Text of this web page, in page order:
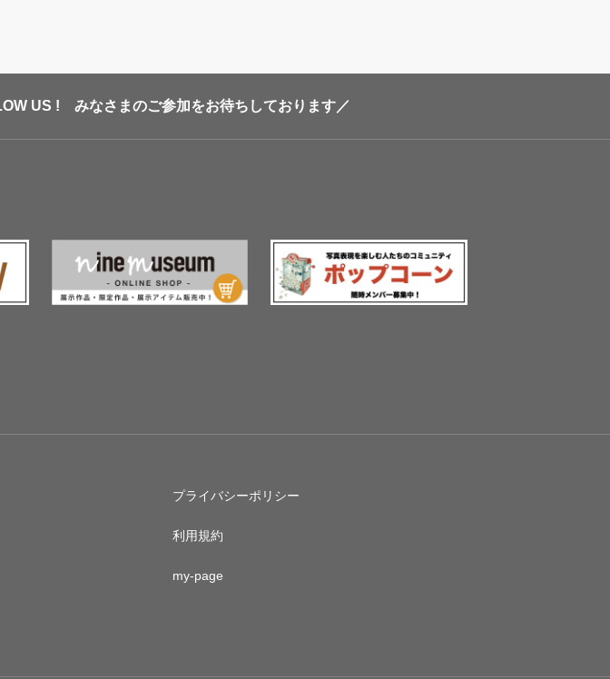
US ! みなさまのご参加をお待ちしております／
プライバシーポリシー
利用規約
my-page